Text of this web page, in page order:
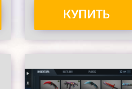
КУПИТЬ